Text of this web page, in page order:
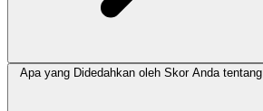
Apa yang Didedahkan oleh Skor Anda